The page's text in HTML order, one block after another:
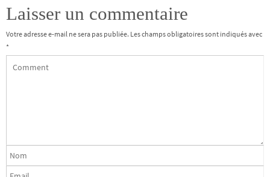
Laisser un commentaire
Votre adresse e-mail ne sera pas publiée. Les champs obligatoires sont indiqués avec
*